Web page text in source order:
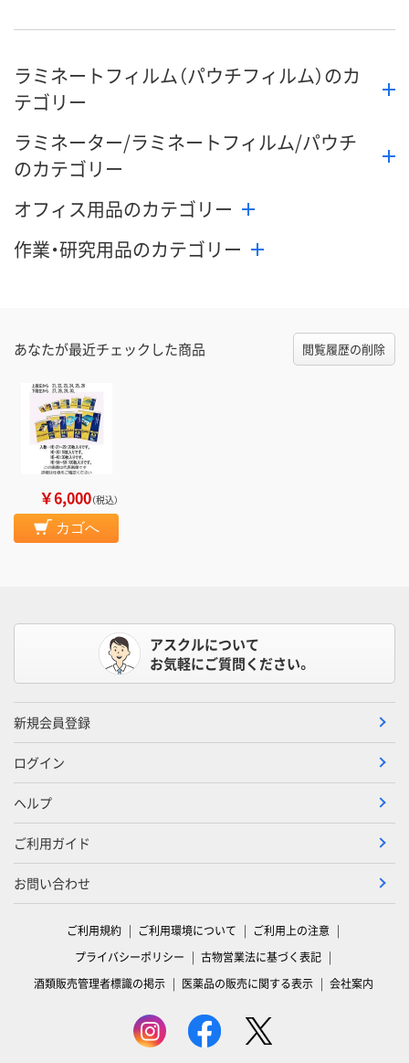
ラミネートフィルム（パウチフィルム）のカ
テゴリー
ラミネーター/ラミネートフィルム/パウチ
のカテゴリー
オフィス用品のカテゴリー
作業・研究用品のカテゴリー
あなたが最近チェックした商品 閲覧履歴の削除
￥6,000（税込）
カゴへ
アスクルについて
お気軽にご質問ください。
新規会員登録
ログイン
ヘルプ
ご利用ガイド
お問い合わせ
ご利用規約 ご利用環境について
ご利用上の注意
プライバシーポリシー
古物営業法に基づく表記
酒類販売管理者標識の掲示
医薬品の販売に関する表示 会社案内